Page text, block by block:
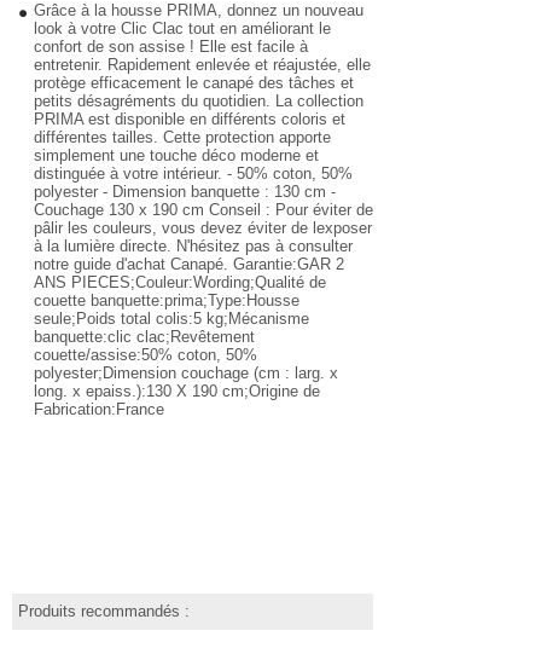
Grâce à la housse PRIMA, donnez un nouveau
look à votre Clic Clac tout en améliorant le
confort de son assise ! Elle est facile à
entretenir. Rapidement enlevée et réajustée, elle
protège efficacement le canapé des tâches et
petits désagréments du quotidien. La collection
PRIMA est disponible en différents coloris et
différentes tailles. Cette protection apporte
simplement une touche déco moderne et
distinguée à votre intérieur. - 50% coton, 50%
polyester - Dimension banquette : 130 cm -
Couchage 130 x 190 cm Conseil : Pour éviter de
pâlir les couleurs, vous devez éviter de lexposer
à la lumière directe. N'hésitez pas à consulter
notre guide d'achat Canapé. Garantie:GAR 2
ANS PIECES;Couleur:Wording;Qualité de
couette banquette:prima;Type:Housse
seule;Poids total colis:5 kg;Mécanisme
banquette:clic clac;Revêtement
couette/assise:50% coton, 50%
polyester;Dimension couchage (cm : larg. x
long. x epaiss.):130 X 190 cm;Origine de
Fabrication:France
Produits recommandés :